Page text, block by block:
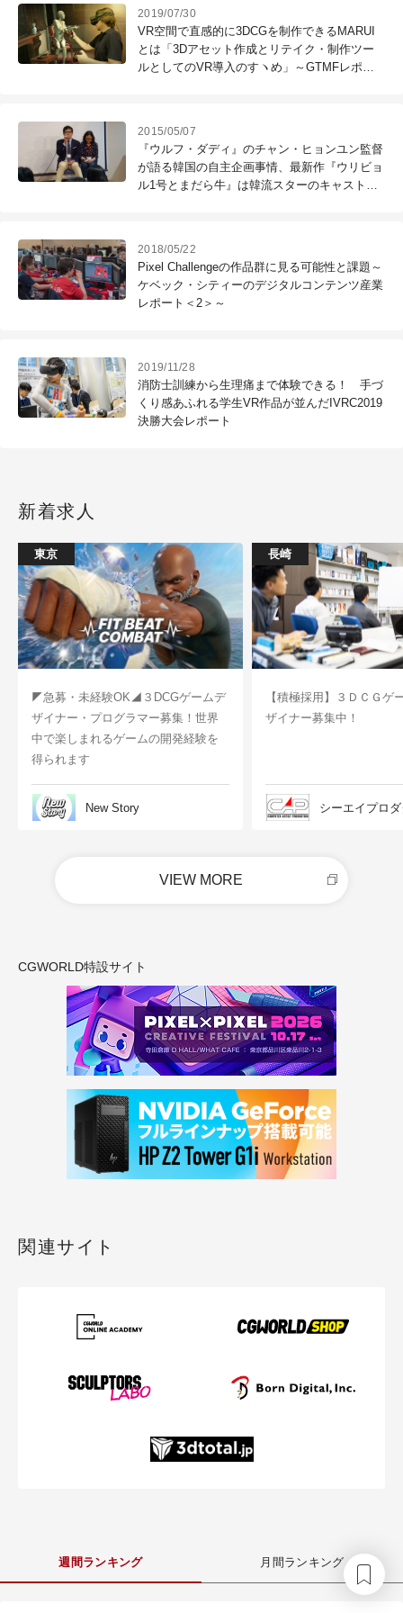
2019/07/30
VR空間で直感的に3DCGを制作できるMARUI
とは「3Dアセット作成とリテイク・制作ツー
ルとしてのVR導入のすヽめ」～GTMFレポー
2015/05/07
『ウルフ・ダディ』のチャン・ヒョンユン監督
が語る韓国の自主企画事情、最新作『ウリビョ
ル1号とまだら牛』は韓流スターのキャストで
2018/05/22
Pixel Challengeの作品群に見る可能性と課題～
ケベック・シティーのデジタルコンテンツ産業
レポート＜2＞～
2019/11/28
消防士訓練から生理痛まで体験できる！ 手づ
くり感あふれる学生VR作品が並んだIVRC2019
決勝大会レポート
新着求人
東京
◤急募・未経験OK◢３DCGゲームデ
ザイナー・プログラマー募集！世界
中で楽しまれるゲームの開発経験を
得られます
New Story
長崎
【積極採用】３ＤＣＧゲ
ザイナー募集中！
シーエイプロ
VIEW MORE
CGWORLD特設サイト
関連サイト
週間ランキング 月間ランキング